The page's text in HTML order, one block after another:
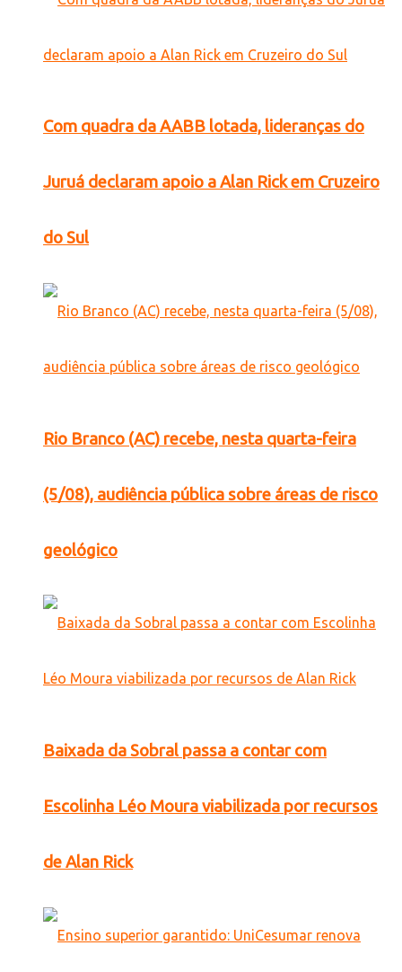
Com quadra da AABB lotada, lideranças do
Juruá declaram apoio a Alan Rick em Cruzeiro
do Sul
Rio Branco (AC) recebe, nesta quarta-feira
(5/08), audiência pública sobre áreas de risco
geológico
Baixada da Sobral passa a contar com
Escolinha Léo Moura viabilizada por recursos
de Alan Rick